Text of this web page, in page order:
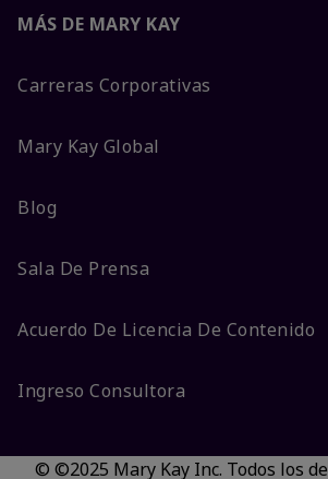
MÁS DE MARY KAY
Carreras Corporativas
Mary Kay Global
Blog
Sala De Prensa
Acuerdo De Licencia De Contenido
Ingreso Consultora
© ©2025 Mary Kay Inc. Todos los